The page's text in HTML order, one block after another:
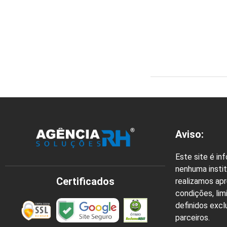
Certificados
Aviso:
Este site é
nenhuma
realizamos
condições,
definidos
parceiros.